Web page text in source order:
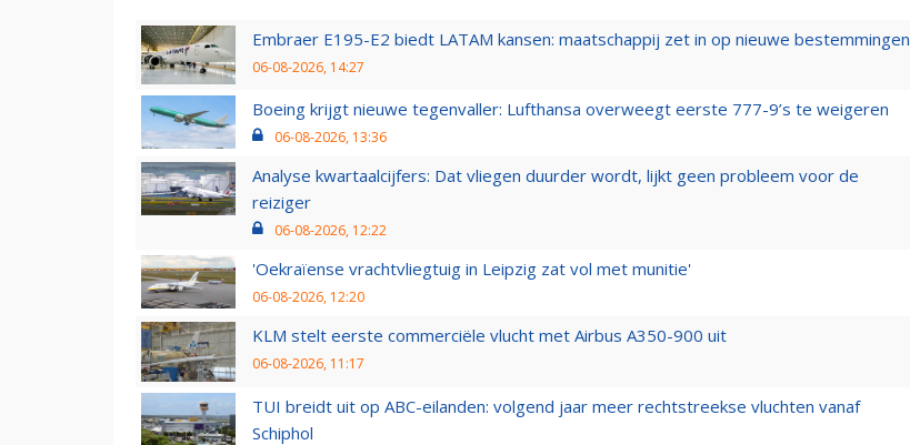
Embraer E195-E2 biedt LATAM kansen: maatschappij zet in op nieuwe bestemmingen
06-08-2026, 14:27
Boeing krijgt nieuwe tegenvaller: Lufthansa overweegt eerste 777-9’s te weigeren
06-08-2026, 13:36
Analyse kwartaalcijfers: Dat vliegen duurder wordt, lijkt geen probleem voor de
reiziger
06-08-2026, 12:22
'Oekraïense vrachtvliegtuig in Leipzig zat vol met munitie'
06-08-2026, 12:20
KLM stelt eerste commerciële vlucht met Airbus A350-900 uit
06-08-2026, 11:17
TUI breidt uit op ABC-eilanden: volgend jaar meer rechtstreekse vluchten vanaf
Schiphol